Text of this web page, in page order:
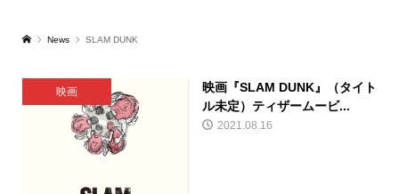
News SLAM DUNK
映画
映画『SLAM DUNK』（タイト
ル未定）ティザームービ...
2021.08.16